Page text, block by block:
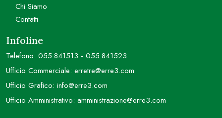
Chi Siamo
Contatti
Infoline
Telefono: 055.841513 - 055.841523
Ufficio Commerciale: erretre@erre3.com
Ufficio Grafico: info@erre3.com
Ufficio Amministrativo: amministrazione@erre3.com